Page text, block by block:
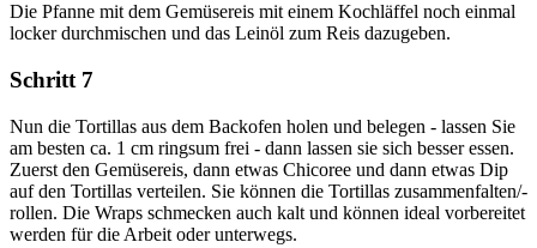
Die Pfanne mit dem Gemüsereis mit einem Kochläffel noch einmal
locker durchmischen und das Leinöl zum Reis dazugeben.
Schritt 7
Nun die Tortillas aus dem Backofen holen und belegen - lassen Sie
am besten ca. 1 cm ringsum frei - dann lassen sie sich besser essen.
Zuerst den Gemüsereis, dann etwas Chicoree und dann etwas Dip
auf den Tortillas verteilen. Sie können die Tortillas zusammenfalten/-
rollen. Die Wraps schmecken auch kalt und können ideal vorbereitet
werden für die Arbeit oder unterwegs.